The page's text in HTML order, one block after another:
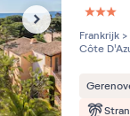
3
Frankrijk >
Côte